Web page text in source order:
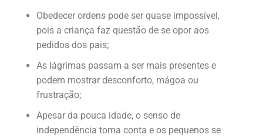
Obedecer ordens pode ser quase impossível,
pois a criança faz questão de se opor aos
pedidos dos pais;
As lágrimas passam a ser mais presentes e
podem mostrar desconforto, mágoa ou
frustração;
Apesar da pouca idade, o senso de
independência toma conta e os pequenos se